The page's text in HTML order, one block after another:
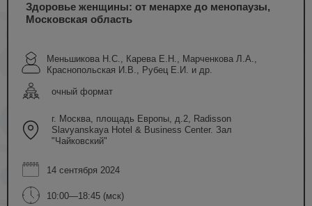
Здоровье женщины: от менархе до менопаузы,
Московская область
Меньшикова Н.С., Карева Е.Н., Марченкова Л.А.,
Краснопольская И.В., Рубец Е.И. и др.
очный формат
г. Москва, площадь Европы, д.2, Radisson
Slavyanskaya Hotel & Business Center. Зал
"Чайковский"
14 сентября 2024
10:00—18:45 (мск)